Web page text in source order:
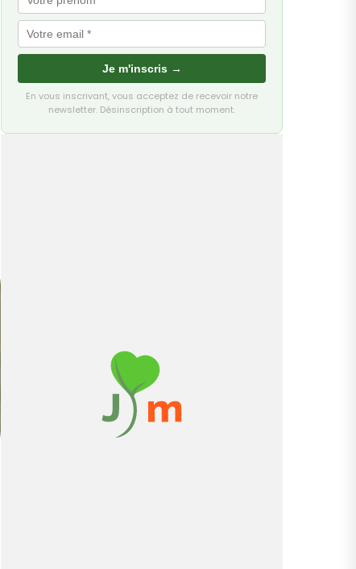
Je m'inscris →
En vous inscrivant, vous acceptez de recevoir notre
newsletter. Désinscription à tout moment.